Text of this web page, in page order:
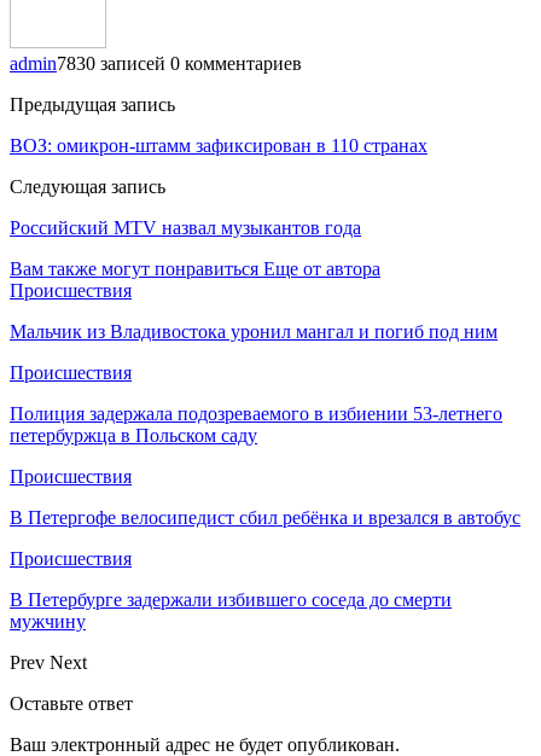
admin7830 записей 0 комментариев
Предыдущая запись
ВОЗ: омикрон-штамм зафиксирован в 110 странах
Следующая запись
Российский MTV назвал музыкантов года
Вам также могут понравиться Еще от автора
Происшествия
Мальчик из Владивостока уронил мангал и погиб под ним
Происшествия
Полиция задержала подозреваемого в избиении 53-летнего
петербуржца в Польском саду
Происшествия
В Петергофе велосипедист сбил ребёнка и врезался в автобус
Происшествия
В Петербурге задержали избившего соседа до смерти
мужчину
Prev Next
Оставьте ответ
Ваш электронный адрес не будет опубликован.